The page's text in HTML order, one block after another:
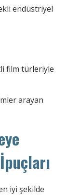
endüstriyel
film türleriyle
arayan
iyi şekilde